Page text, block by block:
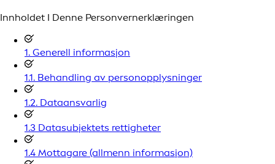
Innholdet I Denne Personvernerklæringen
1. Generell informasjon
1.1. Behandling av personopplysninger
1.2. Dataansvarlig
1.3 Datasubjektets rettigheter
1.4 Mottagare (allmenn informasjon)